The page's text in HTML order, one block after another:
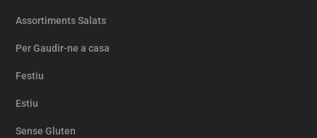
Assortiments Salats
Per Gaudir-ne a casa
Festiu
Estiu
Sense Gluten